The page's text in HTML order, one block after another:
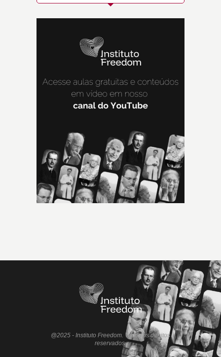
@2025 - Instituto Freedom. Todos os direitos
reservados.